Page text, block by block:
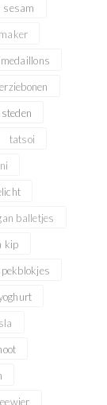
sesam
steden
tatsoi
balletjes
kip